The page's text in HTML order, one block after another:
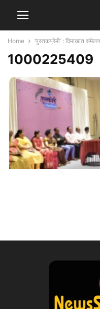
Home ‘पुस्तकप्रेमी’ : दिमाखात
1000225409